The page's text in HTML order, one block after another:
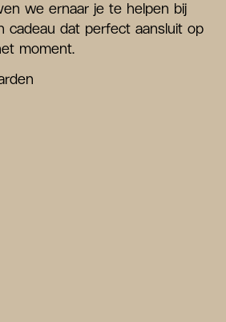
we ernaar je te helpen bij
cadeau dat perfect aansluit op
moment.